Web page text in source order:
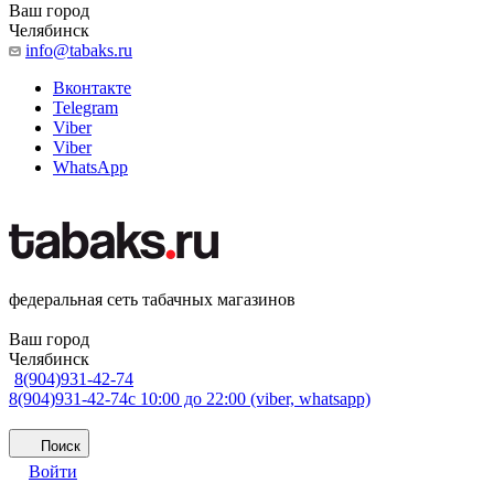
Ваш город
Челябинск
info@tabaks.ru
Вконтакте
Telegram
Viber
Viber
WhatsApp
федеральная сеть табачных магазинов
Ваш город
Челябинск
8(904)931-42-74
8(904)931-42-74с 10:00 до 22:00 (viber, whatsapp)
Поиск
Войти